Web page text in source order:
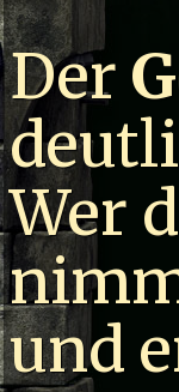
Der
Wer
und